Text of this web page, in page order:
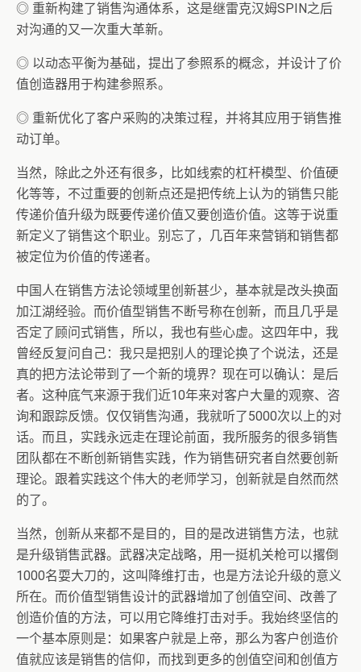
◎ 重新构建了销售沟通体系，这是继雷克汉姆SPIN之后
对沟通的又一次重大革新。
◎ 以动态平衡为基础，提出了参照系的概念，并设计了价
值创造器用于构建参照系。
◎ 重新优化了客户采购的决策过程，并将其应用于销售推
动订单。
当然，除此之外还有很多，比如线索的杠杆模型、价值硬
化等等，不过重要的创新点还是把传统上认为的销售只能
传递价值升级为既要传递价值又要创造价值。这等于说重
新定义了销售这个职业。别忘了，几百年来营销和销售都
被定位为价值的传递者。
中国人在销售方法论领域里创新甚少，基本就是改头换面
加江湖经验。而价值型销售不断号称在创新，而且几乎是
否定了顾问式销售，所以，我也有些心虚。这四年中，我
曾经反复问自己：我只是把别人的理论换了个说法，还是
真的把方法论带到了一个新的境界？现在可以确认：是后
者。这种底气来源于我们近10年来对客户大量的观察、咨
询和跟踪反馈。仅仅销售沟通，我就听了5000次以上的对
话。而且，实践永远走在理论前面，我所服务的很多销售
团队都在不断创新销售实践，作为销售研究者自然要创新
理论。跟着实践这个伟大的老师学习，创新就是自然而然
的了。
当然，创新从来都不是目的，目的是改进销售方法，也就
是升级销售武器。武器决定战略，用一挺机关枪可以撂倒
1000名耍大刀的，这叫降维打击，也是方法论升级的意义
所在。而价值型销售设计的武器增加了创值空间、改善了
创造价值的方法，可以用它降维打击对手。我始终坚信的
一个基本原则是：如果客户就是上帝，那么为客户创造价
值就应该是销售的信仰，而找到更多的创值空间和创值方